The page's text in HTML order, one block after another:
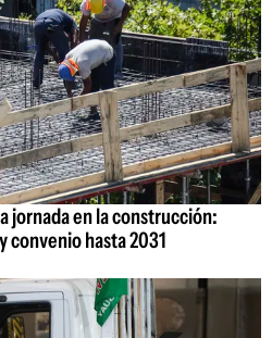
jornada en la construcción:
convenio hasta 2031